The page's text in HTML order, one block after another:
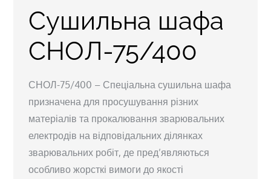
Сушильна шафа
СНОЛ-75/400
СНОЛ-75/400 – Спеціальна сушильна шафа
призначена для просушування різних
матеріалів та прокалювання зварювальних
електродів на відповідальних ділянках
зварювальних робіт, де пред’являються
особливо жорсткі вимоги до якості